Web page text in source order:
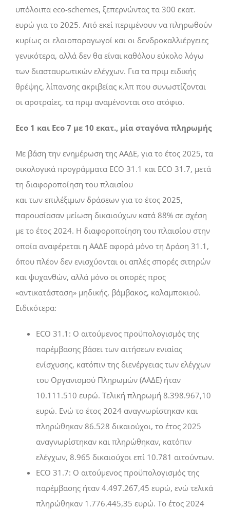
υπόλοιπα eco-schemes, ξεπερνώντας τα 300 εκατ.
ευρώ για το 2025. Από εκεί περιµένουν να πληρωθούν
κυρίως οι ελαιοπαραγωγοί και οι δενδροκαλλιέργειες
γενικότερα, αλλά δεν θα είναι καθόλου εύκολο λόγω
των διασταυρωτικών ελέγχων. Για τα πριµ ειδικής
θρέψης, λίπανσης ακριβείας κ.λπ που συνωστίζονται
οι αροτραίες, τα πριµ αναµένονται στο ατόφιο.
Eco 1 και Eco 7 µε 10 εκατ., μία σταγόνα πληρωµής
Με βάση την ενηµέρωση της ΑΑ∆Ε, για το έτος 2025, τα
οικολογικά προγράµµατα ECO 31.1 και ECO 31.7, µετά
τη διαφοροποίηση του πλαισίου
και των επιλέξιµων δράσεων για το έτος 2025,
παρουσίασαν µείωση δικαιούχων κατά 88% σε σχέση
µε το έτος 2024. Η διαφοροποίηση του πλαισίου στην
οποία αναφέρεται η ΑΑ∆Ε αφορά µόνο τη ∆ράση 31.1,
όπου πλέον δεν ενισχύονται οι απλές σπορές σιτηρών
και ψυχανθών, αλλά µόνο οι σπορές προς
«αντικατάσταση» µηδικής, βάµβακος, καλαµποκιού.
Ειδικότερα:
ECO 31.1: Ο αιτούµενος προϋπολογισµός της
παρέµβασης βάσει των αιτήσεων ενιαίας
ενίσχυσης, κατόπιν της διενέργειας των ελέγχων
του Οργανισµού Πληρωµών (ΑΑ∆Ε) ήταν
10.111.510 ευρώ. Τελική πληρωµή 8.398.967,10
ευρώ. Ενώ το έτος 2024 αναγνωρίστηκαν και
πληρώθηκαν 86.528 δικαιούχοι, το έτος 2025
αναγνωρίστηκαν και πληρώθηκαν, κατόπιν
ελέγχων, 8.965 δικαιούχοι επί 10.781 αιτούντων.
ECO 31.7: Ο αιτούµενος προϋπολογισµός της
παρέµβασης ήταν 4.497.267,45 ευρώ, ενώ τελικά
πληρώθηκαν 1.776.445,35 ευρώ. Το έτος 2024